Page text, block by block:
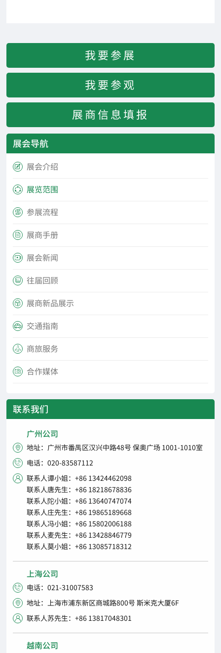
我要参展
我要参观
展商信息填报
展会导航
 展会介绍
 展览范围
 参展流程
 展商手册
 展会新闻
 往届回顾
 展商新品展示
 交通指南
 商旅服务
 合作媒体
联系我们
广州公司
 地址：广州市番禺区汉兴中路48号 保奥广场 1001-1010室
 电话：020-83587112

联系人谭小姐：+86 13424462098
联系人唐先生：+86 18218678836
联系人陀小姐：+86 13640747074
联系人庄先生：+86 19865189668
联系人冯小姐：+86 15802006188
联系人麦先生：+86 13428846779
联系人莫小姐：+86 13085718312
上海公司
 电话：021-31007583
 地址：上海市浦东新区商城路800号 斯米克大厦6F
 联系人苏先生：+86 13817048301
越南公司